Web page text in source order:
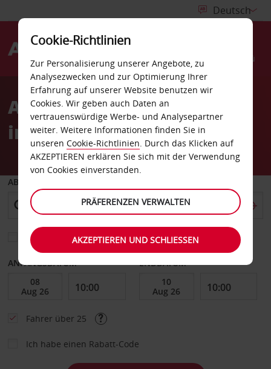
Menü
Avis buchen. Gutes Gefühl
inklusive.
ABHOLEN VON
Eine andere Rückgabestation auswählen
ANFANGSDATUM ENDDATUM
Fahrer über 25
Ich habe einen Rabatt-Code
Cookie-Richtlinien
Zur Personalisierung unserer Angebote, zu
Analysezwecken und zur Optimierung Ihrer
Erfahrung auf unserer Website benutzen wir
Cookies. Wir geben auch Daten an
vertrauenswürdige Werbe- und Analysepartner
weiter. Weitere Informationen finden Sie in
unseren Cookie-Richtlinien. Durch das Klicken auf
AKZEPTIEREN erklären Sie sich mit der Verwendung
von Cookies einverstanden.
PRÄFERENZEN VERWALTEN
AKZEPTIEREN UND SCHLIESSEN